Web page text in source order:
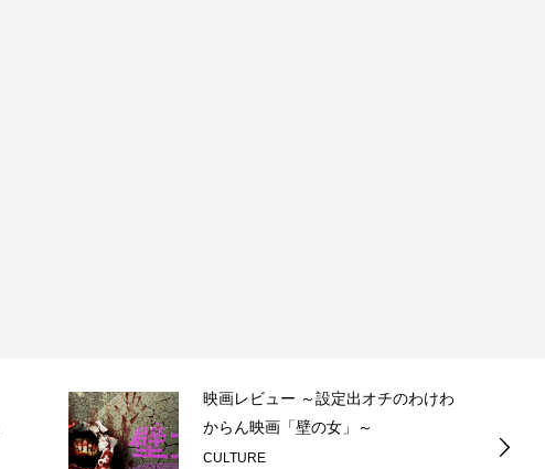
映画レビュー ～設定出オチのわけわ
からん映画「壁の女」～
CULTURE